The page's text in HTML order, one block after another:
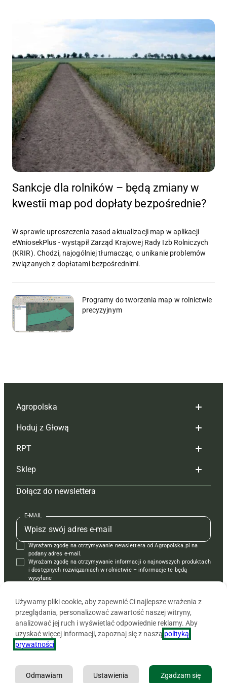
Sankcje dla rolników – będą zmiany w
kwestii map pod dopłaty bezpośrednie?
W sprawie uproszczenia zasad aktualizacji map w aplikacji
eWniosekPlus - wystąpił Zarząd Krajowej Rady Izb Rolniczych
(KRIR). Chodzi, najogólniej tłumacząc, o unikanie problemów
związanych z dopłatami bezpośrednimi.
Programy do tworzenia map w rolnictwie
precyzyjnym
Agropolska
Redakcja
Reklama
Tagi
Mapa serwisu
Kontakt
Regulamin
Polityka prywatności
Hoduj z Głową
Hoduj z głową bydło
Hoduj z głową świnie
Prenumerata
Redakcja
Kontakt
Reklama
RPT
Redakcja
Prenumerata
Reklama
Kontakt
Krzyżówki
Sklep
Czasopisma i prenumerata
Książki
Regulamin
Dołącz do newslettera
E-MAIL
Wyrażam zgodę na otrzymywanie newslettera od Agropolska.pl na
podany adres e-mail.
Wyrażam zgodę na otrzymywanie informacji o najnowszych produktach
i dostępnych rozwiązaniach w rolnictwie – informacje te będą
wysyłane
Copyright © 2026 Agencja Promocji Rolnictwa i Agrobiznesu APRA
Używamy pliki cookie, aby zapewnić Ci najlepsze wrażenia z
przeglądania, personalizować zawartość naszej witryny,
analizować jej ruch i wyświetlać odpowiednie reklamy. Aby
uzyskać więcej informacji, zapoznaj się z naszą polityką
prywatności
Zgadzam się
Ustawienia
Odmawiam